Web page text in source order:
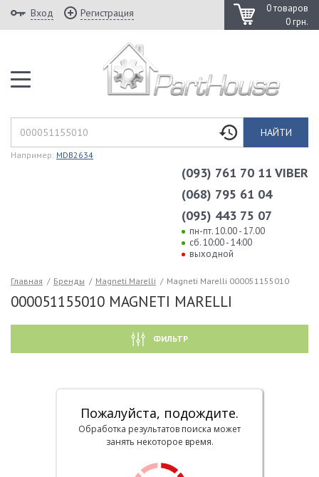
0 товаров
0 грн.
Вход Регистрация
НАЙТИ
Например: MDB2634
(093) 761 70 11 VIBER
(068) 795 61 04
(095) 443 75 07
пн-пт. 10.00 - 17.00
сб. 10:00 - 14:00
выходной
Главная / Бренды / Magneti Marelli / Magneti Marelli 000051155010
000051155010 MAGNETI MARELLI
ФИЛЬТР
Пожалуйста, подождите.
Обработка результатов поиска может
занять некоторое время.